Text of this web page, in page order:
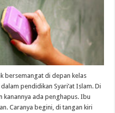
bersemangat di depan kelas
pendidikan Syari’at Islam. Di
kanannya ada penghapus. Ibu
Caranya begini, di tangan kiri